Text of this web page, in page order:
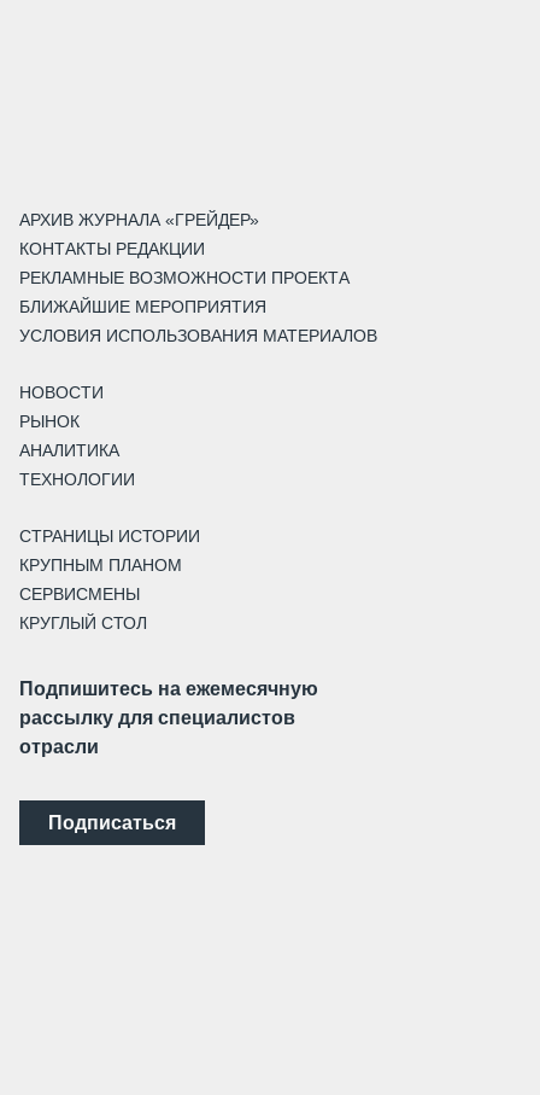
АРХИВ ЖУРНАЛА «ГРЕЙДЕР»
КОНТАКТЫ РЕДАКЦИИ
РЕКЛАМНЫЕ ВОЗМОЖНОСТИ ПРОЕКТА
БЛИЖАЙШИЕ МЕРОПРИЯТИЯ
УСЛОВИЯ ИСПОЛЬЗОВАНИЯ МАТЕРИАЛОВ
НОВОСТИ
РЫНОК
АНАЛИТИКА
ТЕХНОЛОГИИ
СТРАНИЦЫ ИСТОРИИ
КРУПНЫМ ПЛАНОМ
СЕРВИСМЕНЫ
КРУГЛЫЙ СТОЛ
Подпишитесь на ежемесячную
рассылку для специалистов
отрасли
Подписаться